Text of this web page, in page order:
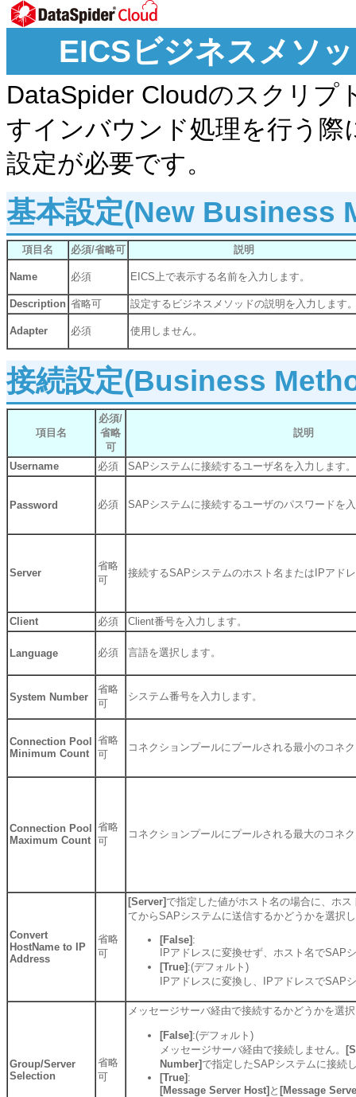
EICSビジネスメソ
DataSpider Cloudのスクリプ
すインバウンド処理を行う
設定が必要です。
基本設定(New Business
項目名 必須/省略可 説明
Name 必須 EICS上で表示する名前を入力します。
Description 省略可 設定するビジネスメソッドの説明を入力します
Adapter 必須 使用しません。
接続設定(Business
項目名
必須/
省略
可
説明
Username 必須 SAPシステムに接続するユーザ名を入力します。
Password 必須 SAPシステムに接続するユーザのパスワードを
Server
省略
可
接続するSAPシステムのホスト名またはIPアド
Client 必須 Client番号を入力します。
Language 必須 言語を選択します。
System Number
省略
可
システム番号を入力します。
Connection Pool
Minimum Count
省略
可
コネクションプールにプールされる最小のコネ
Connection Pool
Maximum Count
省略
可
コネクションプールにプールされる最大のコネ
Convert
HostName to IP
Address
省略
可
[Server] で指定した値がホスト名の場合に、ホ
てからSAPシステムに送信するかどうかを選択
[False] :
IPアドレスに変換せず、ホスト名でSAP
[True] :(デフォルト)
IPアドレスに変換し、IPアドレスでSAP
Group/Server
Selection
省略
可
メッセージサーバ経由で接続するかどうかを選
[False] :(デフォルト)
メッセージサーバ経由で接続しません。
Number] で指定したSAPシステムに接続
[True] :
[Message Server Host] と [Message